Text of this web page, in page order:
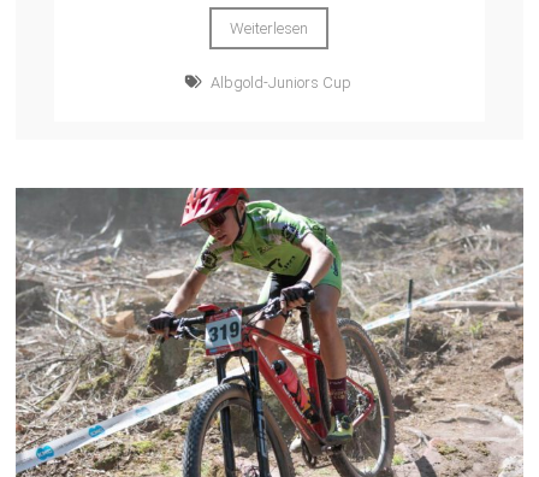
Weiterlesen
Albgold-Juniors Cup